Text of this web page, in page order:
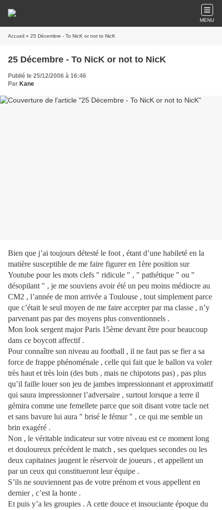
MENU
Accueil » 25 Décembre - To NicK or not to NicK
25 Décembre - To NicK or not to NicK
Publié le 25/12/2006 à 16:46
Par Kane
Bien que j’ai toujours détesté le foot , étant d’une habileté en la
matière susceptible de me faire figurer en 1ère position sur
Youtube pour les mots clefs " ridicule " , " pathétique " ou "
désopilant " , je me souviens avoir été un peu moins médiocre au
CM2 , l’année de mon arrivée a Toulouse , tout simplement parce
que c’était le seul moyen de me faire accepter par ma classe , n’y
parvenant pas par des moyens plus conventionnels .
Mon look sergent major Paris 15ème devant être pour beaucoup
dans ce boycott affectif .
Pour connaître son niveau au football , il ne faut pas se fier a sa
force de frappe phénoménale , celle qui fait que le ballon va voler
très haut et très loin (des buts , mais ne chipotons pas) , pas plus
qu’il faille louer son jeu de jambes impressionnant et approximatif
qui saura impressionner l’adversaire , surtout lorsque a terre il
gémira comme une femellete parce que soit disant votre tacle net
et sans bavure lui aura " brisé le fémur " , ce qui me semble un
brin exagéré .
Non , le véritable indicateur sur votre niveau est ce moment long
et douloureux précédent le match , ses quelques secondes ou les
deux capitaines jaugent le réservoir de joueurs , et appellent un
par un ceux qui constitueront leur équipe .
S’ils ne souviennent pas de votre prénom et vous appellent en
dernier , c’est la honte .
Et puis y’a les groupies . A cette douce et insouciante époque du